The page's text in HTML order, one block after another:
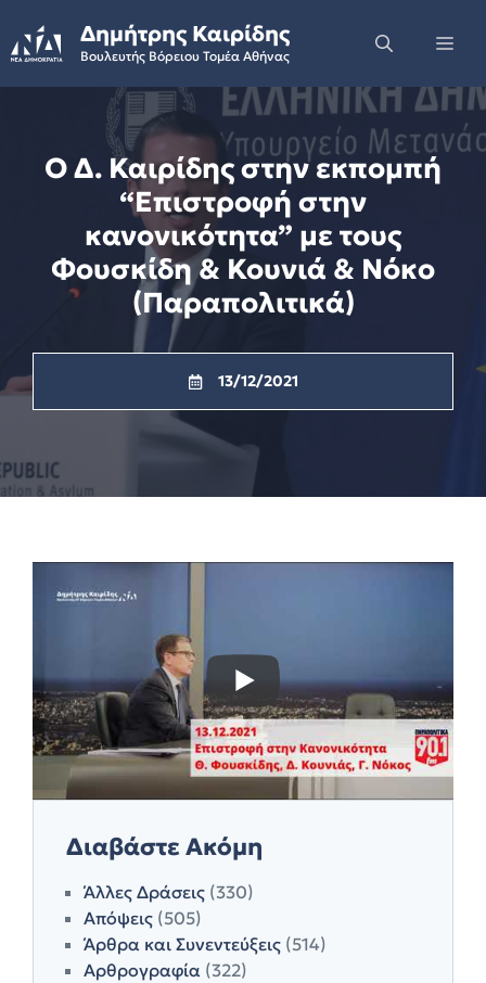
to
content
Δημήτρης Καιρίδης
Βουλευτής Βόρειου Τομέα Αθήνας
Ο Δ. Καιρίδης στην εκπομπή
“Επιστροφή στην
κανονικότητα” με τους
Φουσκίδη & Κουνιά & Νόκο
(Παραπολιτικά)
13/12/2021
Διαβάστε Ακόμη
Άλλες Δράσεις (330)
Απόψεις (505)
Άρθρα και Συνεντεύξεις (514)
Αρθρογραφία (322)